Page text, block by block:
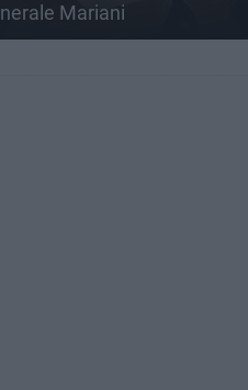
Mariani